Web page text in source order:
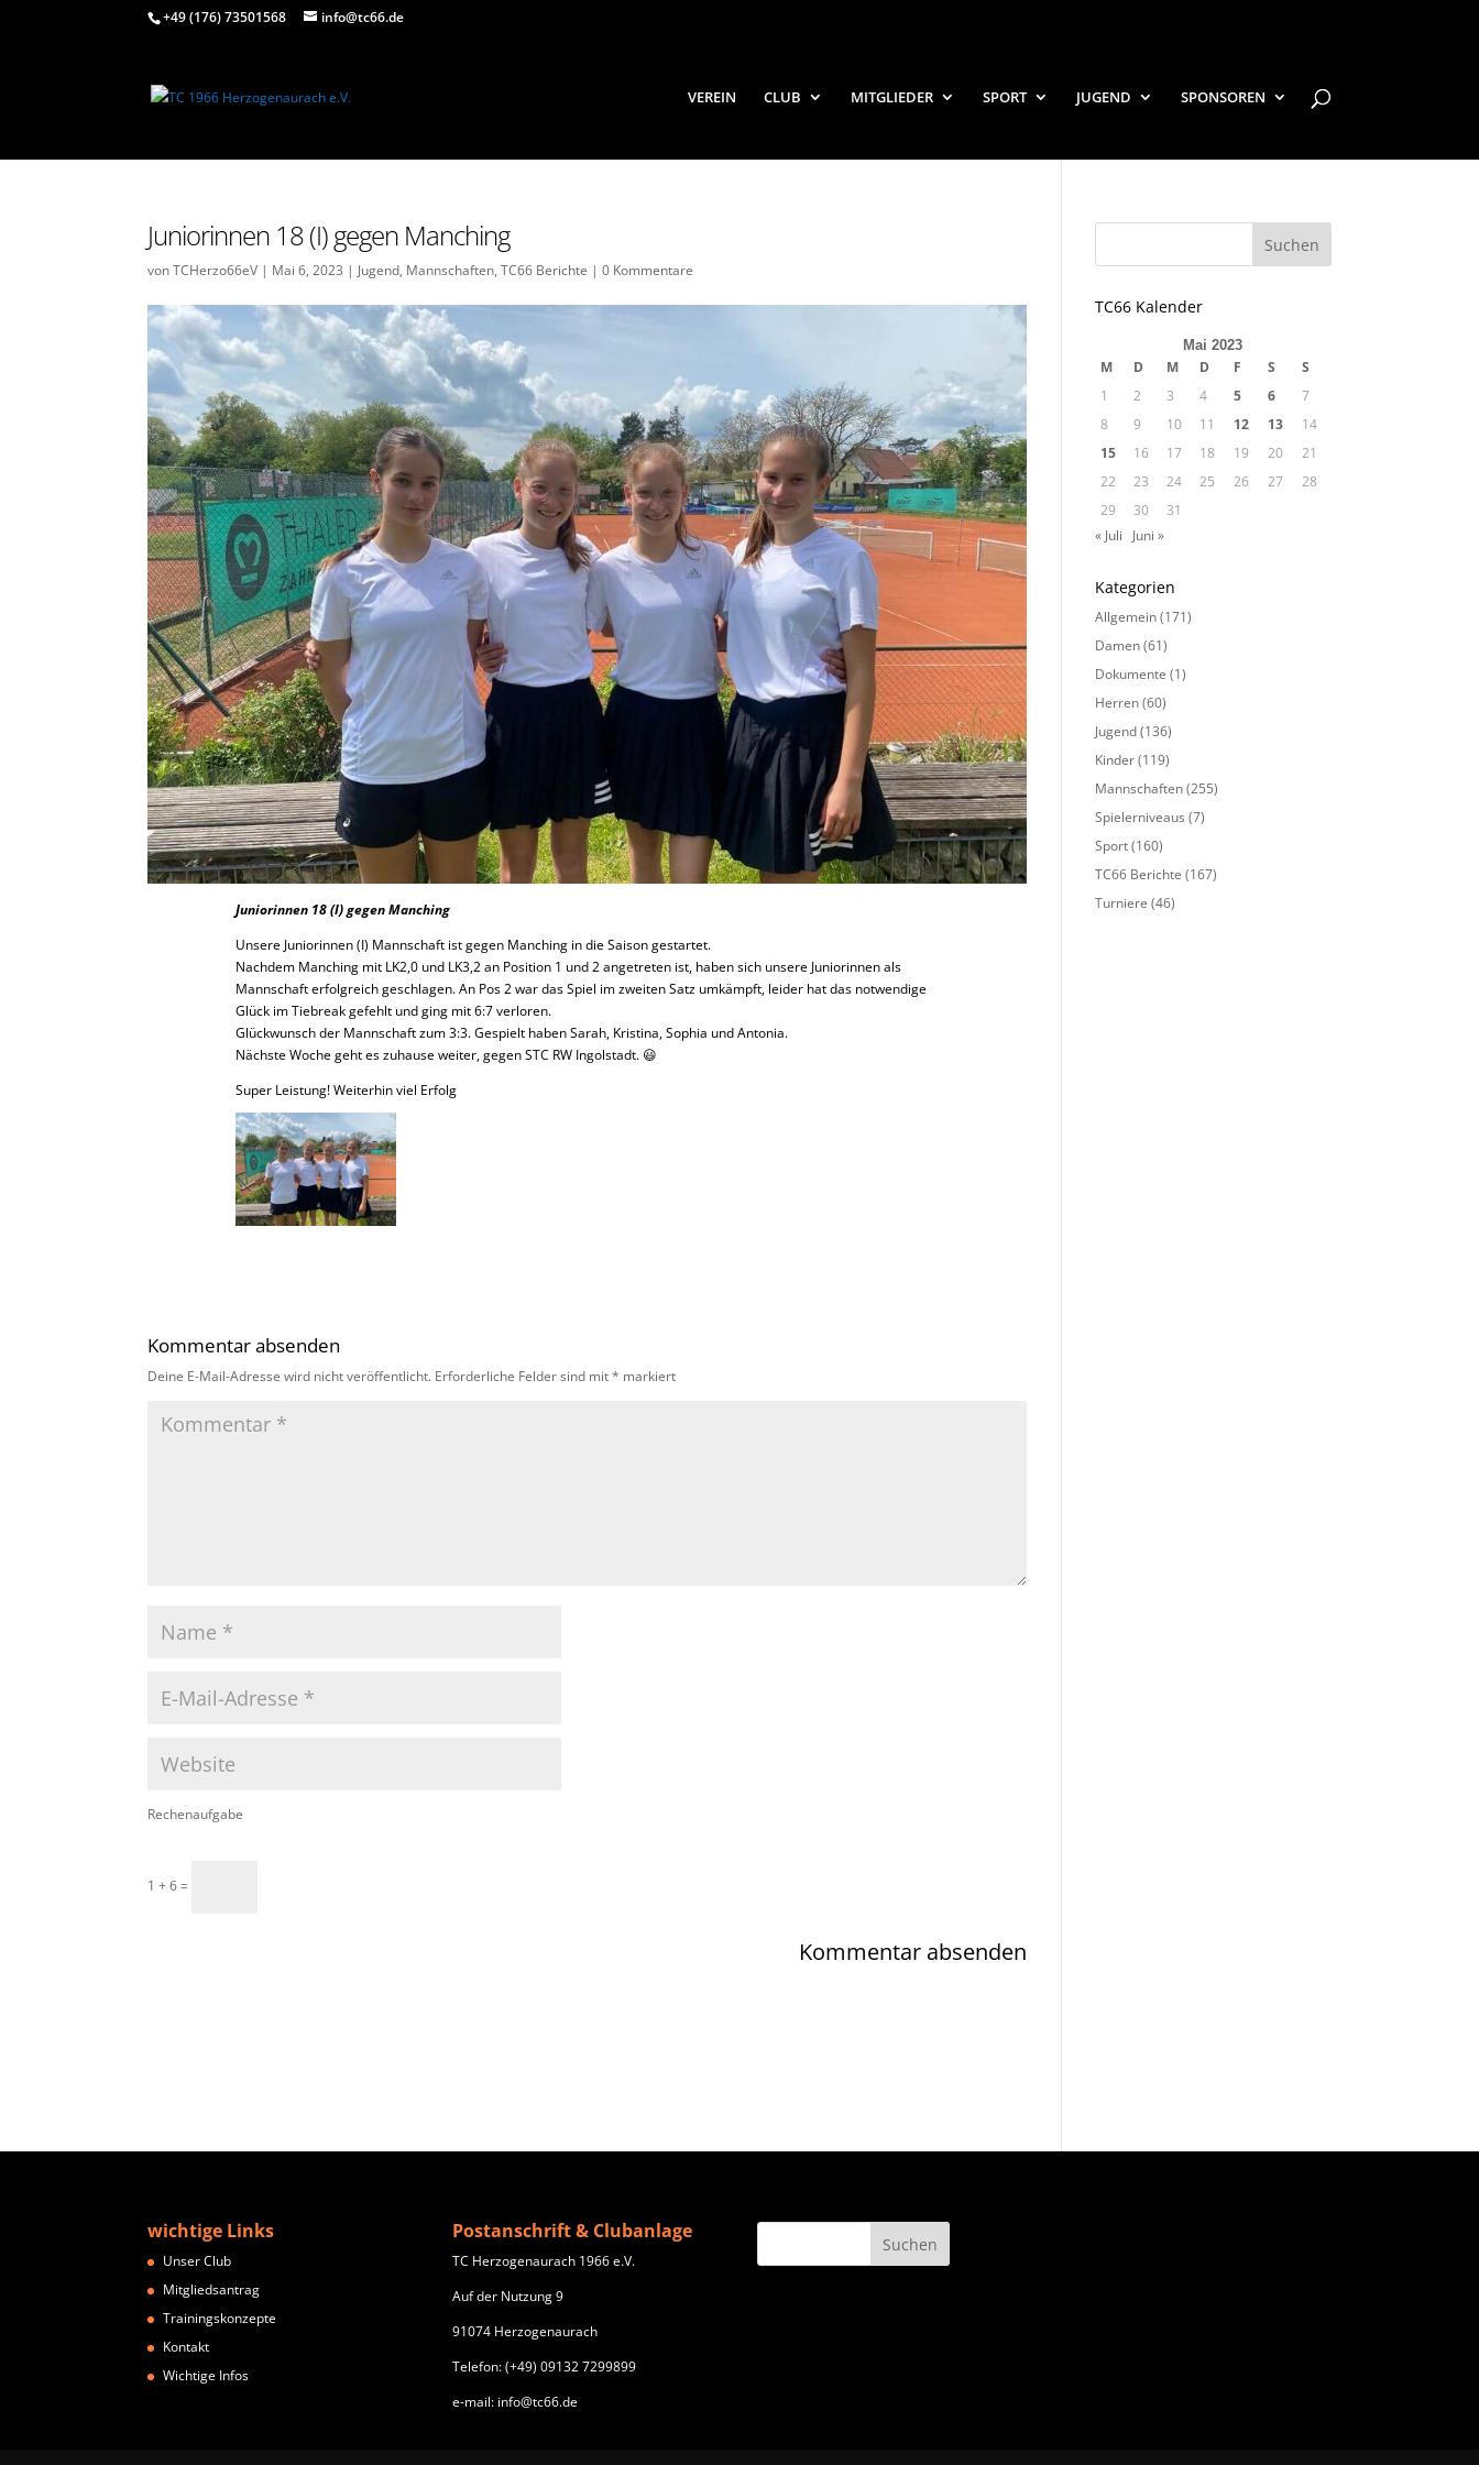
+49 (176) 73501568 info@tc66.de
VEREIN CLUB MITGLIEDER SPORT JUGEND SPONSOREN
Juniorinnen 18 (I) gegen Manching
vonTCHerzo66eV | Mai 6, 2023 | Jugend, Mannschaften,TC66 Berichte |0 Kommentare
Juniorinnen 18 (I) gegen Manching
Unsere Juniorinnen (I) Mannschaft ist gegen Manching in die Saison gestartet.
Nachdem Manching mit LK2,0 und LK3,2 an Position 1 und 2 angetreten ist, haben sich unsere Juniorinnen als
Mannschaft erfolgreich geschlagen. An Pos 2 war das Spiel im zweiten Satz umkämpft, leider hat das notwendige
Glück im Tiebreak gefehlt und ging mit 6:7 verloren.
Glückwunsch der Mannschaft zum 3:3. Gespielt haben Sarah, Kristina, Sophia und Antonia.
Nächste Woche geht es zuhause weiter, gegen STC RW Ingolstadt. 😃
Super Leistung! Weiterhin viel Erfolg
Kommentar absenden
Deine E-Mail-Adresse wird nicht veröffentlicht. Erforderliche Felder sind mit* markiert
Rechenaufgabe
1 + 6 =
TC66 Kalender
Mai 2023
M D M D F S
S
1
2 3 4 5 6
7
8
9 10 11 12 13
14
15
16 17 18 19 20
21
22
23 24 25 26 27
28
29
30
31
« Juli
Juni »
Kategorien
Allgemein(171)
Damen(61)
Dokumente (1)
Herren(60)
Jugend(136)
Kinder(119)
Mannschaften(255)
Spielerniveaus (7)
Sport(160)
TC66 Berichte (167)
Turniere (46)
wichtige Links
Unser Club
Mitgliedsantrag
Trainingskonzepte
Kontakt
Wichtige Infos
Postanschrift & Clubanlage
TC Herzogenaurach 1966 e.V.
Auf der Nutzung 9
91074 Herzogenaurach
Telefon: (+49) 09132 7299899
e-mail: info@tc66.de